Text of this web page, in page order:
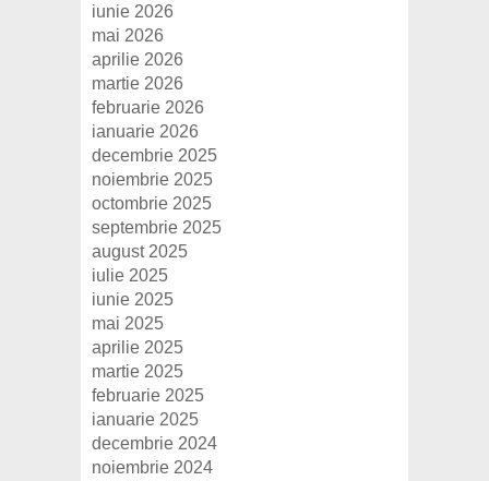
iunie 2026
mai 2026
aprilie 2026
martie 2026
februarie 2026
ianuarie 2026
decembrie 2025
noiembrie 2025
octombrie 2025
septembrie 2025
august 2025
iulie 2025
iunie 2025
mai 2025
aprilie 2025
martie 2025
februarie 2025
ianuarie 2025
decembrie 2024
noiembrie 2024